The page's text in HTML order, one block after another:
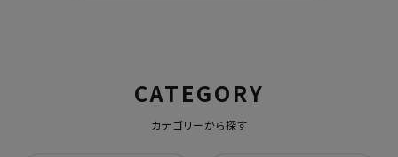
CATEGORY
カテゴリーから探す